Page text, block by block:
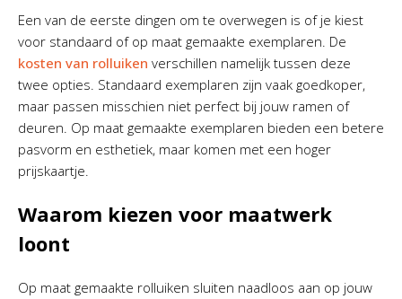
Een van de eerste dingen om te overwegen is of je kiest
voor standaard of op maat gemaakte exemplaren. De
kosten van rolluiken verschillen namelijk tussen deze
twee opties. Standaard exemplaren zijn vaak goedkoper,
maar passen misschien niet perfect bij jouw ramen of
deuren. Op maat gemaakte exemplaren bieden een betere
pasvorm en esthetiek, maar komen met een hoger
prijskaartje.
Waarom kiezen voor maatwerk
loont
Op maat gemaakte rolluiken sluiten naadloos aan op jouw